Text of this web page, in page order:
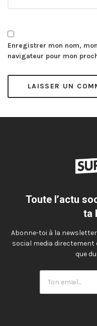
Enregistrer mon nom,
navigateur pour mon
Toute l’actu
ta
Abonne-toi à la
social media directement
que